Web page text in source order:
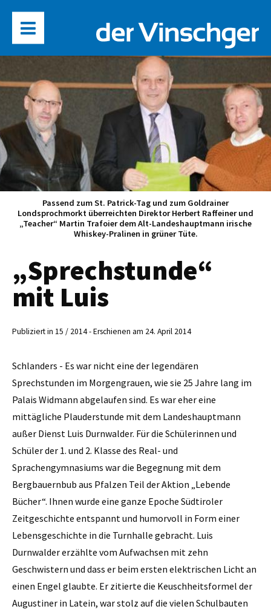
Passend zum St. Patrick-Tag und zum Goldrainer
Londsprochmorkt überreichten Direktor Herbert Raffeiner und
„Teacher“ Martin Trafoier dem Alt-Landeshauptmann irische
Whiskey-Pralinen in grüner Tüte.
„Sprechstunde“
mit Luis
Publiziert in 15 / 2014 - Erschienen am 24. April 2014
Schlanders - Es war nicht eine der legendären
Sprechstunden im Morgengrauen, wie sie 25 Jahre lang im
Palais Widmann abgelaufen sind. Es war eher eine
mittägliche Plauderstunde mit dem Landeshauptmann
außer Dienst Luis Durnwalder. Für die Schülerinnen und
Schüler der 1. und 2. Klasse des Real- und
Sprachengymnasiums war die Begegnung mit dem
Bergbauernbub aus Pfalzen Teil der Aktion „Lebende
Bücher“. Ihnen wurde eine ganze Epoche Südtiroler
Zeitgeschichte entspannt und humorvoll in Form einer
Lebensgeschichte in die Turnhalle gebracht. Luis
Durnwalder erzählte vom Aufwachsen mit zehn
Geschwistern und dass er beim ersten elektrischen Licht an
einen Engel glaubte. Er zitierte die Keuschheitsformel der
Augustiner in Latein, war stolz auf die vielen Schulbauten